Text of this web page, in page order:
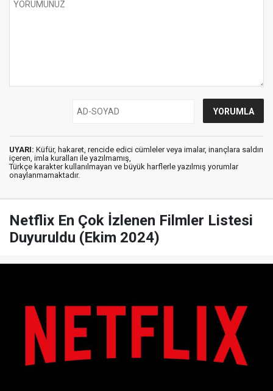
UYARI: Küfür, hakaret, rencide edici cümleler veya imalar, inançlara saldırı
içeren, imla kuralları ile yazılmamış,
Türkçe karakter kullanılmayan ve büyük harflerle yazılmış yorumlar
onaylanmamaktadır.
Netflix En Çok İzlenen Filmler Listesi
Duyuruldu (Ekim 2024)